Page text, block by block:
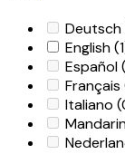
Deutsch
English
Español
Français
Italiano